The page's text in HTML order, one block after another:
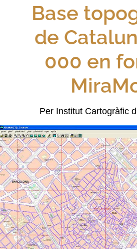
Base
de
000 en
Per Institut Cartogràfic